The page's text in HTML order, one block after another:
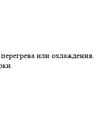
или охлаждения.